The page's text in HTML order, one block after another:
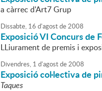
a càrrec d'Art7 Grup
Dissabte, 16 d'agostde2008
Exposició VI Concurs de
LLiurament de premis i
Divendres, 1 d'agostde2008
Exposició col·lectiva de
Taques